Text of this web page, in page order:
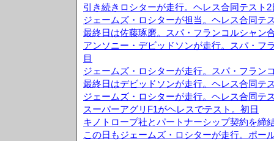
引き続きロシターが走行。ヘレス合同テスト2
ジェームズ・ロシターが担当。ヘレス合同テ
最終日は佐藤琢磨。スパ・フランコルシャン
アンソニー・デビッドソンが走行。スパ・フ
目
ジェームズ・ロシターが走行。スパ・フラン
最終日はデビッドソンが走行。ヘレス合同テ
ジェームズ・ロシターが走行。ヘレス合同テ
スーパーアグリF1がヘレスでテスト。初日
キノトロープ社とパートナーシップ契約を締
この日もジェームズ・ロシターが走行。ポー